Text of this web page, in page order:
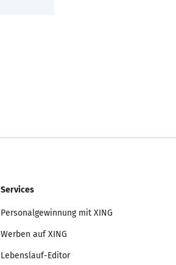
Services
Personalgewinnung mit XING
Werben auf XING
Lebenslauf-Editor